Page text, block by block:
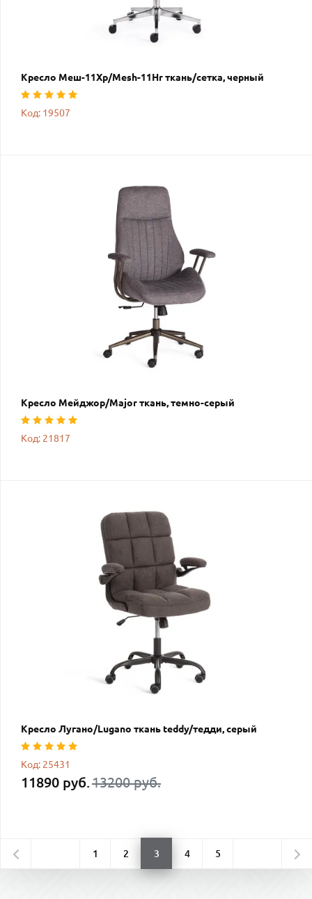
Кресло Меш-11Хр/Mesh-11Hr ткань/сетка, черный
Код: 19507
Кресло Мейджор/Major ткань, темно-серый
Код: 21817
Кресло Лугано/Lugano ткань teddy/тедди, серый
Код: 25431
11890 руб.13200 руб.
1 2 3 4 5